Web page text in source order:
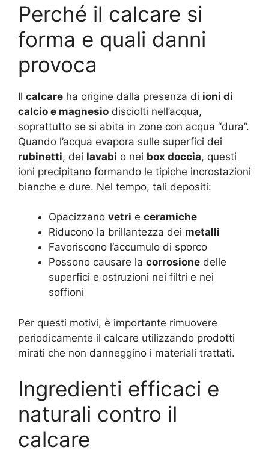
Perché il calcare si
forma e quali danni
provoca
Il calcare ha origine dalla presenza di ioni di
calcio e magnesio disciolti nell’acqua,
soprattutto se si abita in zone con acqua “dura”.
Quando l’acqua evapora sulle superfici dei
rubinetti, dei lavabi o nei box doccia, questi
ioni precipitano formando le tipiche incrostazioni
bianche e dure. Nel tempo, tali depositi:
Opacizzano vetri e ceramiche
Riducono la brillantezza dei metalli
Favoriscono l’accumulo di sporco
Possono causare la corrosione delle
superfici e ostruzioni nei filtri e nei
soffioni
Per questi motivi, è importante rimuovere
periodicamente il calcare utilizzando prodotti
mirati che non danneggino i materiali trattati.
Ingredienti efficaci e
naturali contro il
calcare